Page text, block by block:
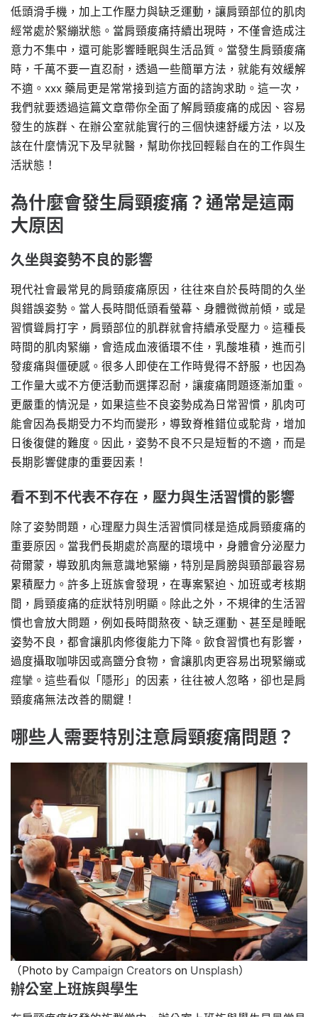
低頭滑手機，加上工作壓力與缺乏運動，讓肩頸部位的肌肉
經常處於緊繃狀態。當肩頸痠痛持續出現時，不僅會造成注
意力不集中，還可能影響睡眠與生活品質。當發生肩頸痠痛
時，千萬不要一直忍耐，透過一些簡單方法，就能有效緩解
不適。xxx 藥局更是常常接到這方面的諮詢求助。這一次，
我們就要透過這篇文章帶你全面了解肩頸痠痛的成因、容易
發生的族群、在辦公室就能實行的三個快速舒緩方法，以及
該在什麼情況下及早就醫，幫助你找回輕鬆自在的工作與生
活狀態！
為什麼會發生肩頸痠痛？通常是這兩
大原因
久坐與姿勢不良的影響
現代社會最常見的肩頸痠痛原因，往往來自於長時間的久坐
與錯誤姿勢。當人長時間低頭看螢幕、身體微微前傾，或是
習慣聳肩打字，肩頸部位的肌群就會持續承受壓力。這種長
時間的肌肉緊繃，會造成血液循環不佳，乳酸堆積，進而引
發痠痛與僵硬感。很多人即使在工作時覺得不舒服，也因為
工作量大或不方便活動而選擇忍耐，讓痠痛問題逐漸加重。
更嚴重的情況是，如果這些不良姿勢成為日常習慣，肌肉可
能會因為長期受力不均而變形，導致脊椎錯位或駝背，增加
日後復健的難度。因此，姿勢不良不只是短暫的不適，而是
長期影響健康的重要因素！
看不到不代表不存在，壓力與生活習慣的影響
除了姿勢問題，心理壓力與生活習慣同樣是造成肩頸痠痛的
重要原因。當我們長期處於高壓的環境中，身體會分泌壓力
荷爾蒙，導致肌肉無意識地緊繃，特別是肩膀與頸部最容易
累積壓力。許多上班族會發現，在專案緊迫、加班或考核期
間，肩頸痠痛的症狀特別明顯。除此之外，不規律的生活習
慣也會放大問題，例如長時間熬夜、缺乏運動、甚至是睡眠
姿勢不良，都會讓肌肉修復能力下降。飲食習慣也有影響，
過度攝取咖啡因或高鹽分食物，會讓肌肉更容易出現緊繃或
痙攣。這些看似「隱形」的因素，往往被人忽略，卻也是肩
頸痠痛無法改善的關鍵！
哪些人需要特別注意肩頸痠痛問題？
（Photo by Campaign Creators on Unsplash）
辦公室上班族與學生